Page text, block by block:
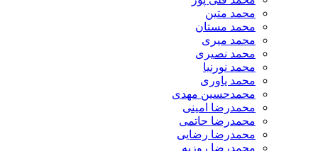
محمد متین
محمد مستان
محمد میری
محمد نصیری
محمد نورنیا
محمد یاوری
محمدحسین مهدی
محمدرضا امینی
محمدرضا حاتمی
محمدرضا رضایی
محمدرضا روزبه